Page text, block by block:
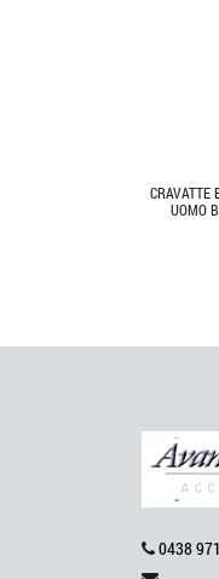
CRAVATTE
UOMO
0438